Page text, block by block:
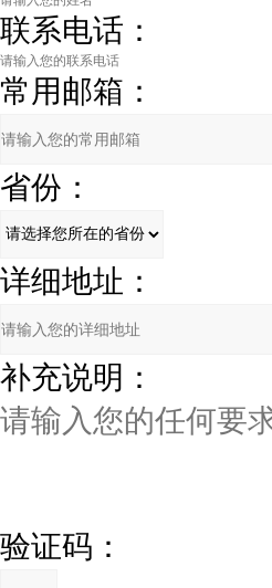
联系电话：
常用邮箱：
省份：
详细地址：
补充说明：
验证码：